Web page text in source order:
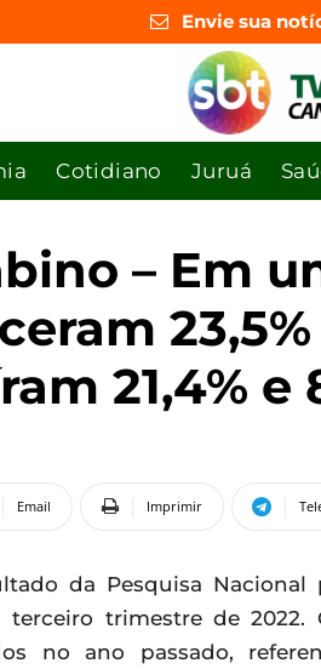
Envie sua
Cotidiano Juruá
– Em
21,4%
Email Imprimir
da Pesquisa Nacional
trimestre de 2022.
no ano passado,